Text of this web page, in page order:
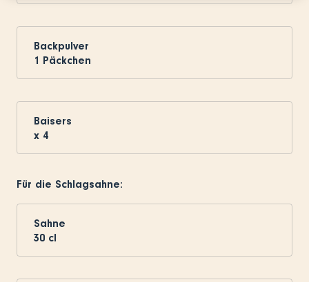
Backpulver
1 Päckchen
Baisers
x 4
Für die Schlagsahne:
Sahne
30 cl